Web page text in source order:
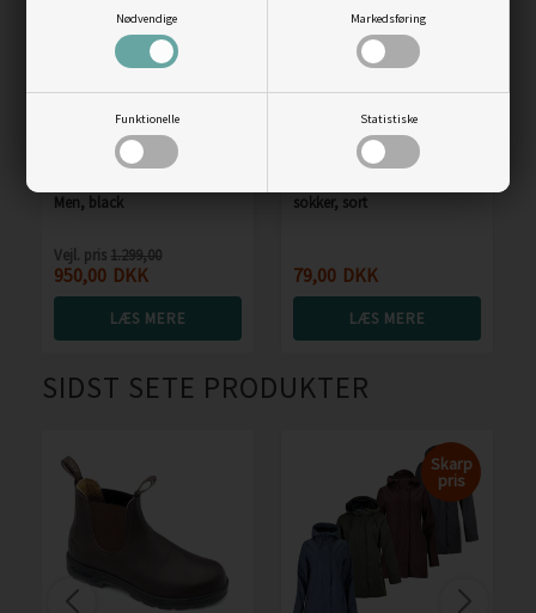
Nødvendige Markedsføring
Funktionelle Statistiske
Men, black
Vejl. pris 1.299,00
950,00 DKK
LÆS MERE
sokker, sort
79,00 DKK
LÆS MERE
SIDST SETE PRODUKTER
Skarp
pris